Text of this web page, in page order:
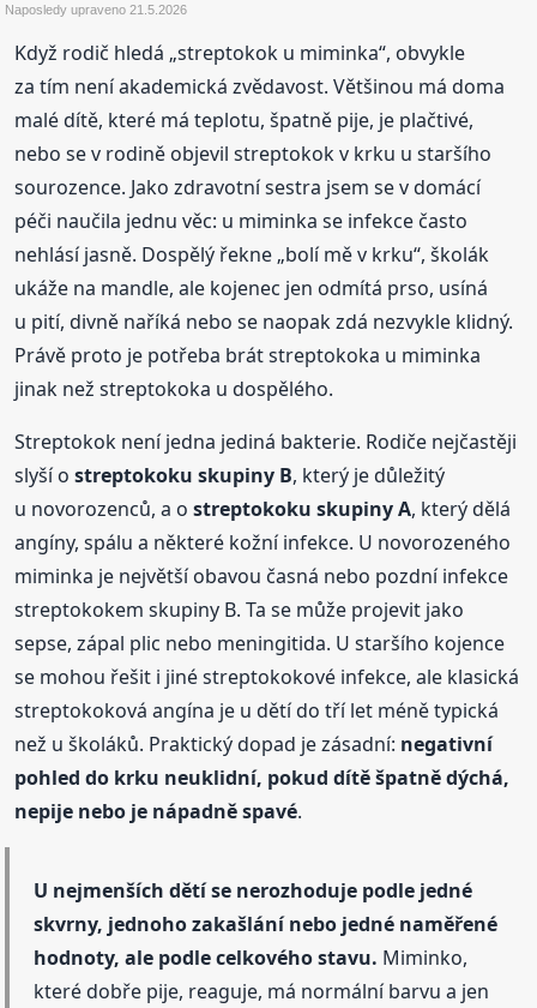
Naposledy upraveno21.5.2026
Když rodič hledá „streptokok u miminka“, obvykle
za tím není akademická zvědavost. Většinou má doma
malé dítě, které má teplotu, špatně pije, je plačtivé,
nebo se v rodině objevil streptokok v krku u staršího
sourozence. Jako zdravotní sestra jsem se v domácí
péči naučila jednu věc: u miminka se infekce často
nehlásí jasně. Dospělý řekne „bolí mě v krku“, školák
ukáže na mandle, ale kojenec jen odmítá prso, usíná
u pití, divně naříká nebo se naopak zdá nezvykle klidný.
Právě proto je potřeba brát streptokoka u miminka
jinak než streptokoka u dospělého.
Streptokok není jedna jediná bakterie. Rodiče nejčastěji
slyší ostreptokoku skupiny B, který je důležitý
u novorozenců, a ostreptokoku skupiny A, který dělá
angíny, spálu a některé kožní infekce. U novorozeného
miminka je největší obavou časná nebo pozdní infekce
streptokokem skupiny B. Ta se může projevit jako
sepse, zápal plic nebo meningitida. U staršího kojence
se mohou řešit i jiné streptokokové infekce, ale klasická
streptokoková angína je u dětí do tří let méně typická
než u školáků. Praktický dopad je zásadní: negativní
pohled do krku neuklidní, pokud dítě špatně dýchá,
nepije nebo je nápadně spavé.
U nejmenších dětí se nerozhoduje podle jedné
skvrny, jednoho zakašlání nebo jedné naměřené
hodnoty, ale podle celkového stavu. Miminko,
které dobře pije, reaguje, má normální barvu a jen